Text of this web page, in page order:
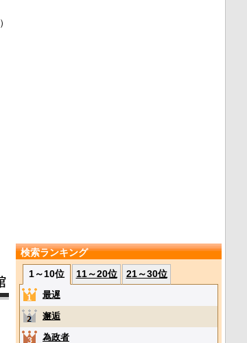
）
検索ランキング
1～10位
11～20位 21～30位
最遅
邂逅
為政者